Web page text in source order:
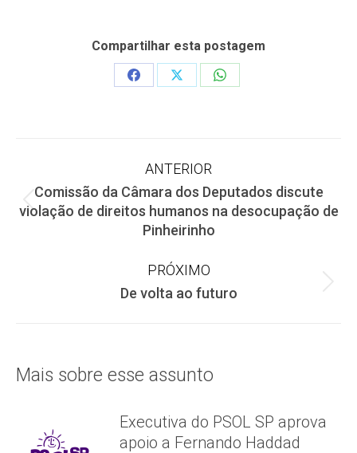
Compartilhar esta postagem
Share
Share
Share
Navegação
de
ANTERIOR
Post
anterior:
Comissão da Câmara dos Deputados discute
violação de direitos humanos na desocupação de
Pinheirinho
PRÓXIMO
Próximo
De volta ao futuro
Mais sobre esse assunto
Executiva do PSOL SP aprova
apoio a Fernando Haddad